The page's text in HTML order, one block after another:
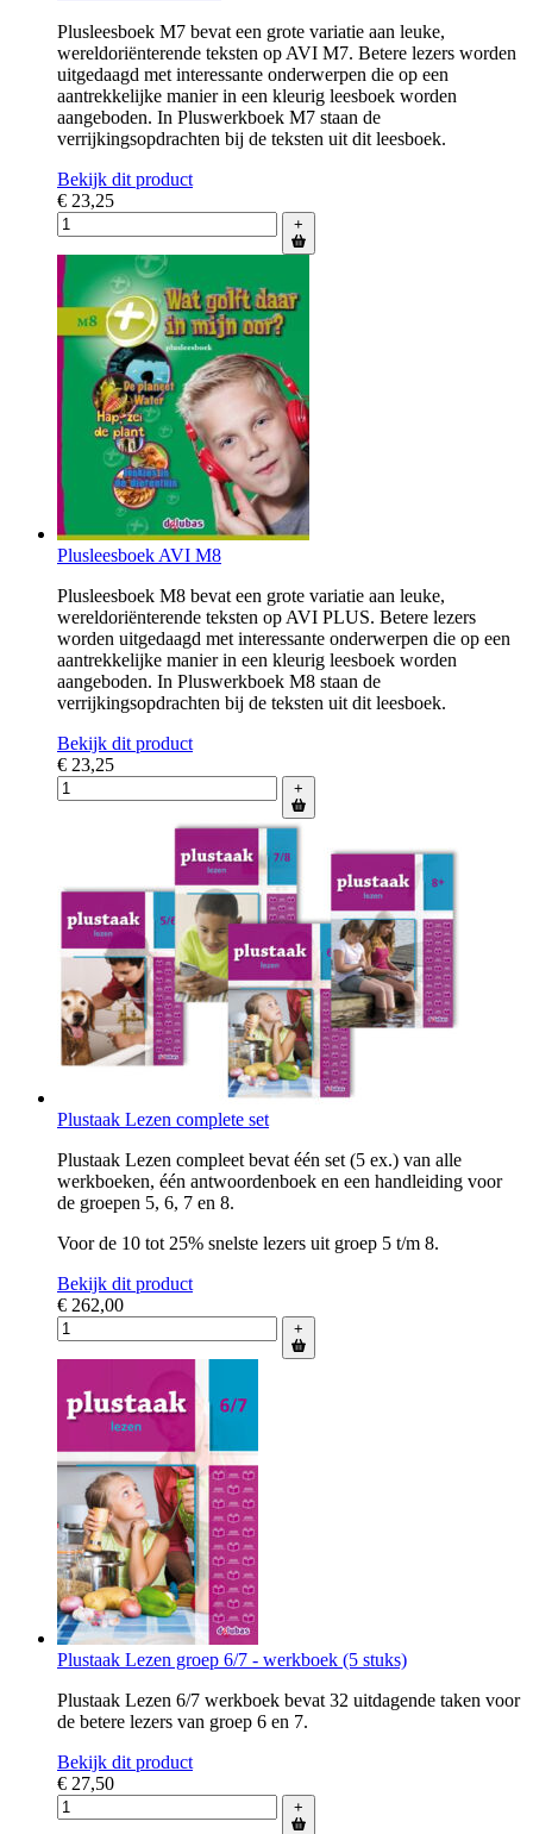
Plusleesboek M7 bevat een grote variatie aan leuke,
wereldoriënterende teksten op AVI M7. Betere lezers worden
uitgedaagd met interessante onderwerpen die op een
aantrekkelijke manier in een kleurig leesboek worden
aangeboden. In Pluswerkboek M7 staan de
verrijkingsopdrachten bij de teksten uit dit leesboek.
Bekijk dit product
€ 23,25
+
Plusleesboek AVI M8
Plusleesboek M8 bevat een grote variatie aan leuke,
wereldoriënterende teksten op AVI PLUS. Betere lezers
worden uitgedaagd met interessante onderwerpen die op een
aantrekkelijke manier in een kleurig leesboek worden
aangeboden. In Pluswerkboek M8 staan de
verrijkingsopdrachten bij de teksten uit dit leesboek.
Bekijk dit product
€ 23,25
+
Plustaak Lezen complete set
Plustaak Lezen compleet bevat één set (5 ex.) van alle
werkboeken, één antwoordenboek en een handleiding voor
de groepen 5, 6, 7 en 8.
Voor de 10 tot 25% snelste lezers uit groep 5 t/m 8.
Bekijk dit product
€ 262,00
+
Plustaak Lezen groep 6/7 - werkboek (5 stuks)
Plustaak Lezen 6/7 werkboek bevat 32 uitdagende taken voor
de betere lezers van groep 6 en 7.
Bekijk dit product
€ 27,50
+